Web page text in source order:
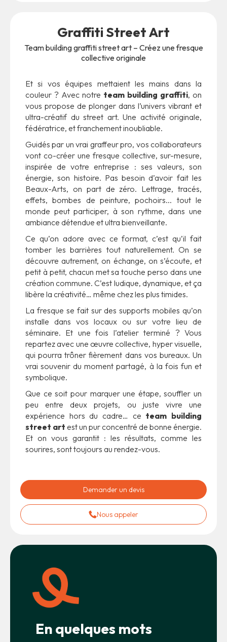
Graffiti Street Art
Team building graffiti street art – Créez une fresque
collective originale
Et si vos équipes mettaient les mains dans la
couleur ? Avec notre team building graffiti, on
vous propose de plonger dans l’univers vibrant et
ultra-créatif du street art. Une activité originale,
fédératrice, et franchement inoubliable.
Guidés par un vrai graffeur pro, vos collaborateurs
vont co-créer une fresque collective, sur-mesure,
inspirée de votre entreprise : ses valeurs, son
énergie, son histoire. Pas besoin d’avoir fait les
Beaux-Arts, on part de zéro. Lettrage, tracés,
effets, bombes de peinture, pochoirs... tout le
monde peut participer, à son rythme, dans une
ambiance détendue et ultra bienveillante.
Ce qu’on adore avec ce format, c’est qu’il fait
tomber les barrières tout naturellement. On se
découvre autrement, on échange, on s’écoute, et
petit à petit, chacun met sa touche perso dans une
création commune. C’est ludique, dynamique, et ça
libère la créativité… même chez les plus timides.
La fresque se fait sur des supports mobiles qu’on
installe dans vos locaux ou sur votre lieu de
séminaire. Et une fois l’atelier terminé ? Vous
repartez avec une œuvre collective, hyper visuelle,
qui pourra trôner fièrement dans vos bureaux. Un
vrai souvenir du moment partagé, à la fois fun et
symbolique.
Que ce soit pour marquer une étape, souffler un
peu entre deux projets, ou juste vivre une
expérience hors du cadre… ce team building
street art est un pur concentré de bonne énergie.
Et on vous garantit : les résultats, comme les
sourires, sont toujours au rendez-vous.
Demander un devis
Nous appeler
En quelques mots